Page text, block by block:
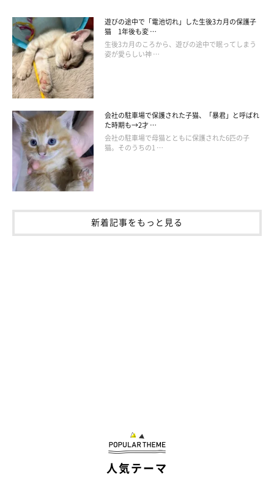
遊びの途中で「電池切れ」した生後3カ月の保護子
猫 1年後も変 …
生後3カ月のころから、遊びの途中で眠ってしまう
姿が愛らしい神 …
会社の駐車場で保護された子猫、「暴君」と呼ばれ
た時期も→2才 …
会社の駐車場で母猫とともに保護された6匹の子
猫。そのうちの1 …
新着記事をもっと見る
人気テーマ